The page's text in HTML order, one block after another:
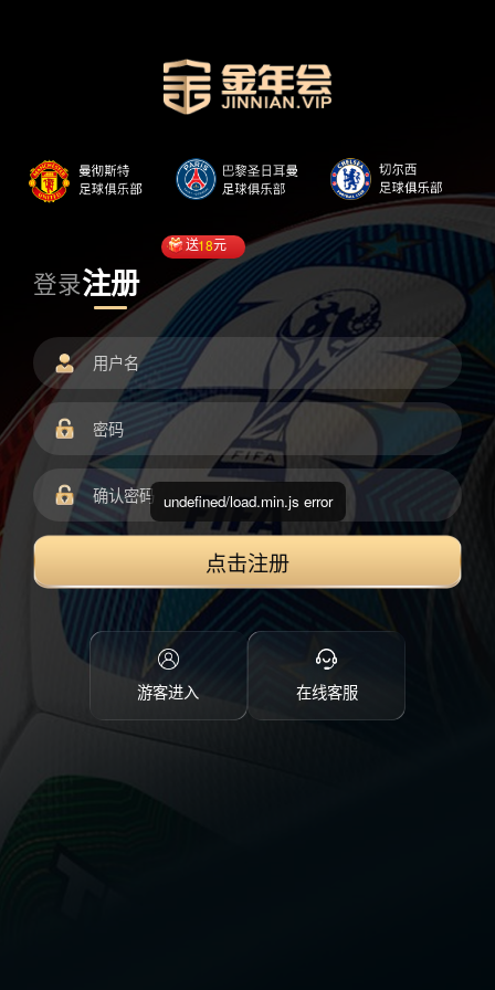
登录注册
送18元
点击注册
游客进入 在线客服
undefined/load.min.js error